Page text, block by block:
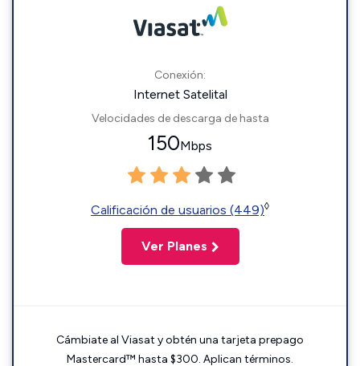
Conexión:
Internet Satelital
Velocidades de descarga de hasta
150Mbps
Calificación de usuarios (449)◊
Ver Planes
Cámbiate al Viasat y obtén una tarjeta prepago
Mastercard™ hasta $300. Aplican términos.